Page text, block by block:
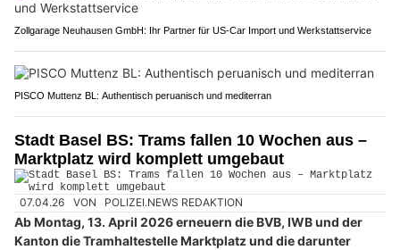
Zollgarage Neuhausen GmbH: Ihr Partner für US-Car Import und Werkstattservice
PISCO Muttenz BL: Authentisch peruanisch und mediterran
Stadt Basel BS: Trams fallen 10 Wochen aus –
Marktplatz wird komplett umgebaut
07.04.26 VON POLIZEI.NEWS REDAKTION
Ab Montag, 13. April 2026 erneuern die BVB, IWB und der
Kanton die Tramhaltestelle Marktplatz und die darunter